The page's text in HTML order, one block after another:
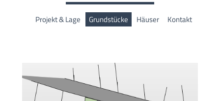
Projekt & Lage Grundstücke Häuser Kontakt